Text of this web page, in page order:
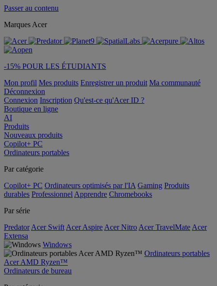
Passer au contenu
Marques Acer
-15% POUR LES ÉTUDIANTS
Mon profil Mes produits Enregistrer un produit Ma communauté
Déconnexion
Connexion Inscription Qu'est-ce qu'Acer ID ?
Boutique en ligne
AI
Produits
Nouveaux produits
Copilot+ PC
Ordinateurs portables
Par catégorie
Copilot+ PC Ordinateurs optimisés par l'IA Gaming Produits
durables Professionnel Apprendre Chromebooks
Par série
Predator Acer Swift Acer Aspire Acer Nitro Acer TravelMate Acer
Extensa
Windows
Ordinateurs portables
Acer AMD Ryzen™
Ordinateurs de bureau